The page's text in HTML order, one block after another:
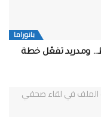
بانوراما
ومدريد تفعّل خطة